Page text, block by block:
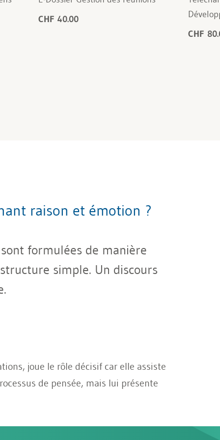
CHF 40.00
CHF
raison et émotion ?
formulées de manière
simple. Un discours
joue le rôle décisif car elle assiste
de pensée, mais lui présente